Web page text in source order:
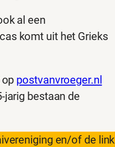
al een
komt uit het Grieks
postvanvroeger.nl
jarig bestaan de
en/of de link